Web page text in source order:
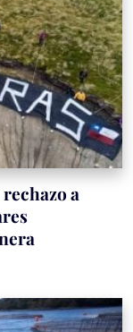
a